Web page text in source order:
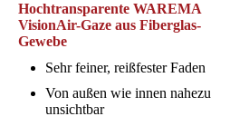
Hochtransparente WAREMA
VisionAir-Gaze aus Fiberglas-
Gewebe
Sehr feiner, reißfester Faden
Von außen wie innen nahezu
unsichtbar